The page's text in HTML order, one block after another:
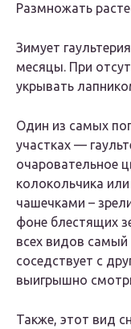
Размножать
Зимует
месяцы. При
укрывать
Один из самых
участках —
очаровательное
колокольчика
чашечками –
фоне блестящих
всех видов
соседствует с
выигрышно
Также, этот вид